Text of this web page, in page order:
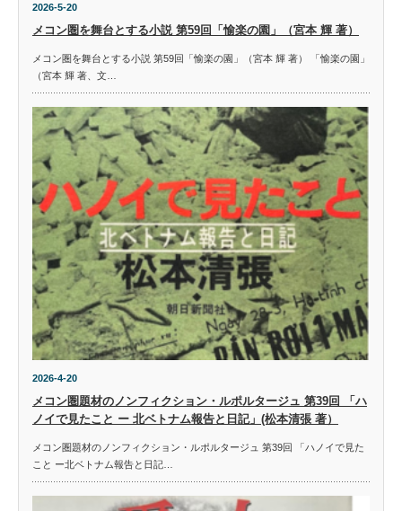
2026-5-20
メコン圏を舞台とする小説 第59回「愉楽の園」（宮本 輝 著）
メコン圏を舞台とする小説 第59回「愉楽の園」（宮本 輝 著） 「愉楽の園」
（宮本 輝 著、文…
2026-4-20
メコン圏題材のノンフィクション・ルポルタージュ 第39回 「ハ
ノイで見たこと ー 北ベトナム報告と日記」(松本清張 著）
メコン圏題材のノンフィクション・ルポルタージュ 第39回 「ハノイで見た
こと ー北ベトナム報告と日記…